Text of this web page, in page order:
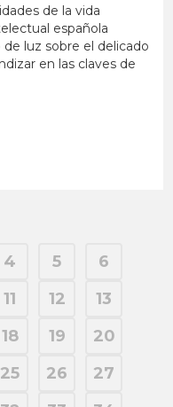
de la vida
española
luz sobre el delicado
en las claves de
4 5
6
11 12
13
18 19
20
25 26
27